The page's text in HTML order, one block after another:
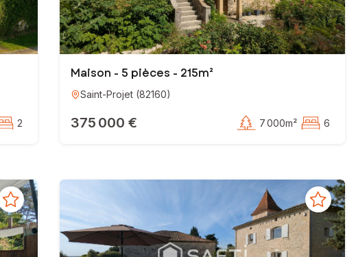
2
Maison - 5 pièces - 215m²
Saint-Projet (82160)
375 000 € 7 000m² 6